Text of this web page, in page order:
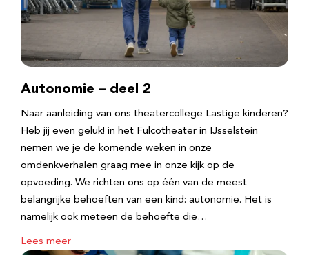
Autonomie – deel 2
Naar aanleiding van ons theatercollege Lastige kinderen?
Heb jij even geluk! in het Fulcotheater in IJsselstein
nemen we je de komende weken in onze
omdenkverhalen graag mee in onze kijk op de
opvoeding. We richten ons op één van de meest
belangrijke behoeften van een kind: autonomie. Het is
namelijk ook meteen de behoefte die…
Lees meer